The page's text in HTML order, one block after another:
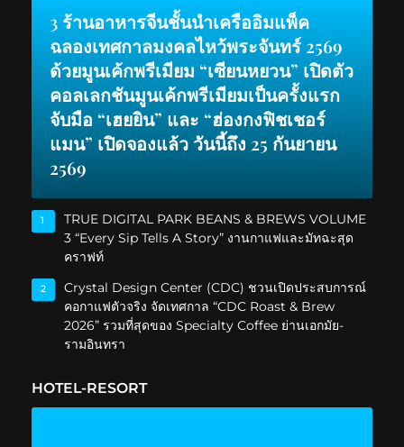
3 ร้านอาหารจีนชั้นนำเครืออิมแพ็ค
ฉลองเทศกาลมงคลไหว้พระจันทร์ 2569
ด้วยมูนเค้กพรีเมียม “เซียนหยวน” เปิดตัว
คอลเลกชันมูนเค้กพรีเมียมเป็นครั้งแรก
จับมือ “เฮยยิน” และ “ฮ่องกงฟิชเชอร์
แมน” เปิดจองแล้ว วันนี้ถึง 25 กันยายน
2569
1
TRUE DIGITAL PARK BEANS & BREWS VOLUME
3 “Every Sip Tells A Story” งานกาแฟและมัทฉะสุด
คราฟท์
2
Crystal Design Center (CDC) ชวนเปิดประสบการณ์
คอกาแฟตัวจริง จัดเทศกาล “CDC Roast & Brew
2026” รวมที่สุดของ Specialty Coffee ย่านเอกมัย-
รามอินทรา
HOTEL-RESORT